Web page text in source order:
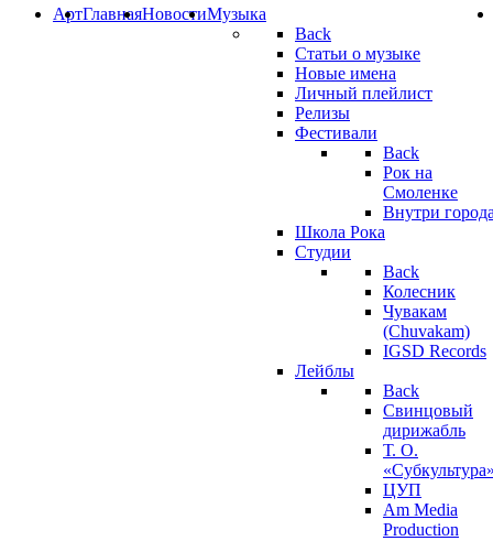
Музыка
Back
Статьи о музыке
Новые имена
Личный плейлист
Релизы
Фестивали
Back
Рок на
Смоленке
Внутри
Школа Рока
Студии
Back
Колесник
Чувакам
(Chuvakam)
IGSD Records
Лейблы
Back
Свинцовый
дирижабль
Т. О.
ЦУП
Am Media
Production
Новости
Главная
Арт